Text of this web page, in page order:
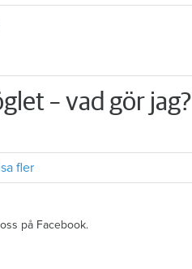
– vad gör jag?
fler
på Facebook.